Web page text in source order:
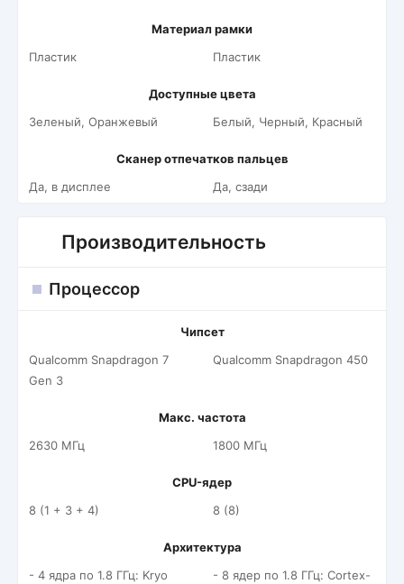
Материал рамки
Пластик
Пластик
Доступные цвета
Зеленый, Оранжевый
Белый, Черный, Красный
Сканер отпечатков пальцев
Да, в дисплее
Да, сзади
Производительность
Процессор
Чипсет
Qualcomm Snapdragon 7
Gen 3
Qualcomm Snapdragon 450
Макс. частота
2630 МГц
1800 МГц
CPU-ядер
8 (1 + 3 + 4)
8 (8)
Архитектура
- 4 ядра по 1.8 ГГц: Kryo
- 8 ядер по 1.8 ГГц: Cortex-